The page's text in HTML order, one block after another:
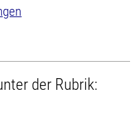
der Rubrik: